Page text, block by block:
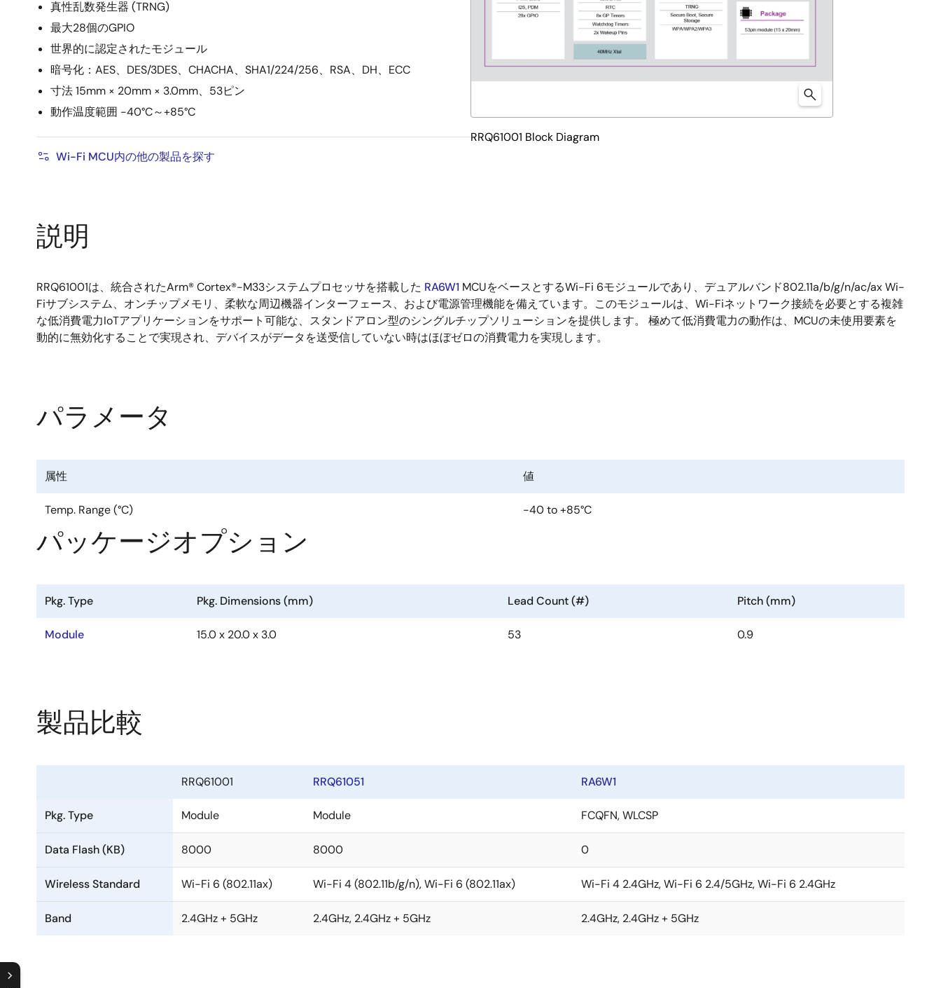
真性乱数発生器 (TRNG)
最大28個のGPIO
世界的に認定されたモジュール
暗号化：AES、DES/3DES、CHACHA、SHA1/224/256、RSA、DH、ECC
寸法 15mm × 20mm × 3.0mm、53ピン
動作温度範囲 -40°C～+85°C
Wi-Fi MCU内の他の製品を探す
RRQ61001 Block Diagram
説明
RRQ61001は、統合されたArm® Cortex®-M33システムプロセッサを搭載した RA6W1 MCUをベースとするWi-Fi 6モジュールであり、デュアルバンド802.11a/b/g/n/ac/ax Wi-
Fiサブシステム、オンチップメモリ、柔軟な周辺機器インターフェース、および電源管理機能を備えています。このモジュールは、Wi-Fiネットワーク接続を必要とする複雑
な低消費電力IoTアプリケーションをサポート可能な、スタンドアロン型のシングルチップソリューションを提供します。 極めて低消費電力の動作は、MCUの未使用要素を
動的に無効化することで実現され、デバイスがデータを送受信していない時はほぼゼロの消費電力を実現します。
パラメータ
属性 値
Temp. Range (°C) -40 to +85°C
パッケージオプション
Pkg. Type Pkg. Dimensions (mm) Lead Count (#) Pitch (mm)
Module 15.0 x 20.0 x 3.0 53 0.9
製品比較
RRQ61001 RRQ61051 RA6W1
Pkg. Type Module Module FCQFN, WLCSP
Data Flash (KB) 8000 8000 0
Wireless Standard Wi-Fi 6 (802.11ax) Wi-Fi 4 (802.11b/g/n), Wi-Fi 6 (802.11ax) Wi-Fi 4 2.4GHz, Wi-Fi 6 2.4/5GHz, Wi-Fi 6 2.4GHz
Band 2.4GHz + 5GHz 2.4GHz, 2.4GHz + 5GHz 2.4GHz, 2.4GHz + 5GHz